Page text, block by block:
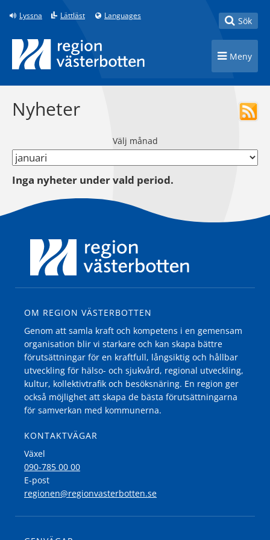
Till innehåll på sidan
Lyssna Lättläst Languages Toggle
Sök
Toggle
Meny
Nyheter
Välj månad
Inga nyheter under vald period.
OM REGION VÄSTERBOTTEN
Genom att samla kraft och kompetens i en gemensam
organisation blir vi starkare och kan skapa bättre
förutsättningar för en kraftfull, långsiktig och hållbar
utveckling för hälso- och sjukvård, regional utveckling,
kultur, kollektivtrafik och besöksnäring. En region ger
också möjlighet att skapa de bästa förutsättningarna
för samverkan med kommunerna.
KONTAKTVÄGAR
Växel
090-785 00 00
E-post
regionen@regionvasterbotten.se